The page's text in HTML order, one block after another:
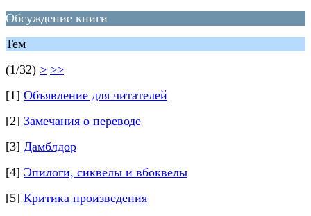
Обсуждение книги
Тем
(1/32) > >>
[1] Объявление для читателей
[2] Замечания о переводе
[3] Дамблдор
[4] Эпилоги, сиквелы и вбоквелы
[5] Критика произведения